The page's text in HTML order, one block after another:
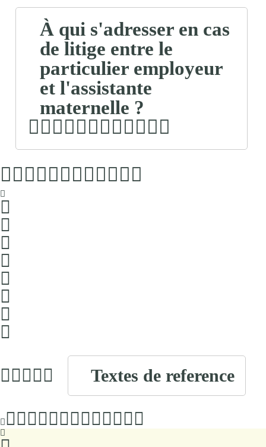
À qui s'adresser en cas
de litige entre le
particulier employeur
et l'assistante
maternelle ?
Textes de reference